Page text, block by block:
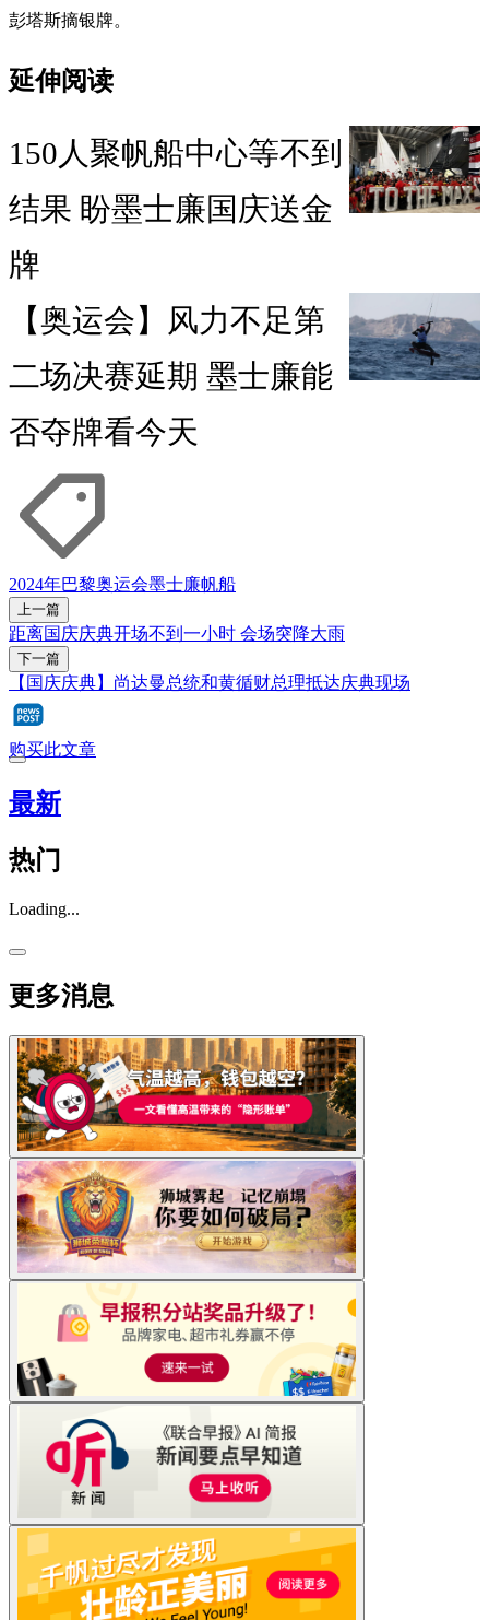
彭塔斯摘银牌。
延伸阅读
150人聚帆船中心等不到
结果 盼墨士廉国庆送金
牌
【奥运会】风力不足第
二场决赛延期 墨士廉能
否夺牌看今天
2024年巴黎奥运会墨士廉帆船
上一篇
距离国庆庆典开场不到一小时 会场突降大雨
下一篇
【国庆庆典】尚达曼总统和黄循财总理抵达庆典现场
购买此文章
最新
热门
Loading...
更多消息